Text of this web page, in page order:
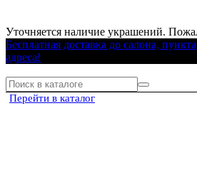
Уточняется наличие украшений.
Бесплатная доставка до салона,
адреса!
Перейти в каталог